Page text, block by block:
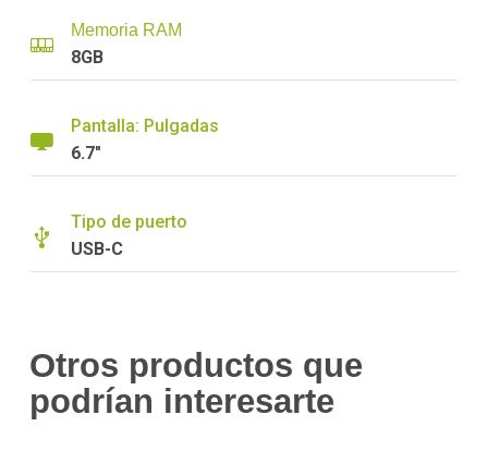
Memoria RAM
8GB
Pantalla: Pulgadas
6.7"
Tipo de puerto
USB-C
Otros productos que
podrían interesarte